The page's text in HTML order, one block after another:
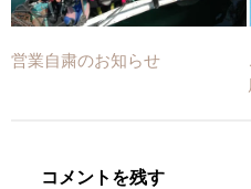
営業自粛のお知らせ
コメントを残す